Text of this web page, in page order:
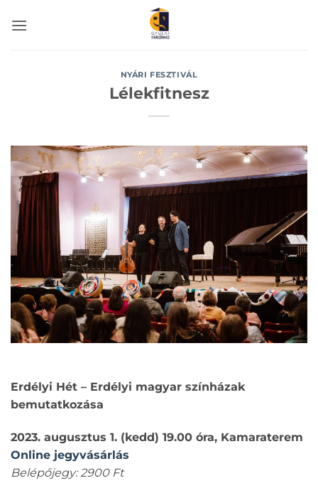
NYÁRI FESZTIVÁL
Lélekfitnesz
Erdélyi Hét – Erdélyi magyar színházak
bemutatkozása
2023. augusztus 1. (kedd) 19.00 óra, Kamaraterem
Online jegyvásárlás
Belépőjegy: 2900 Ft